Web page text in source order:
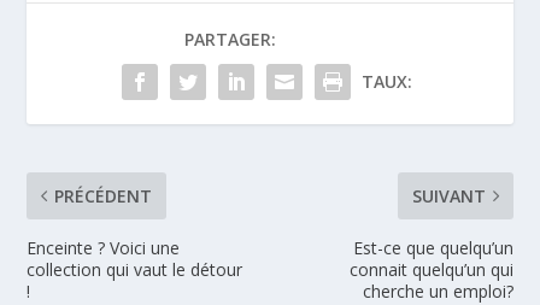
PARTAGER:
TAUX:
PRÉCÉDENT
Enceinte ? Voici une
collection qui vaut le détour
!
SUIVANT
Est-ce que quelqu’un
connait quelqu’un qui
cherche un emploi?